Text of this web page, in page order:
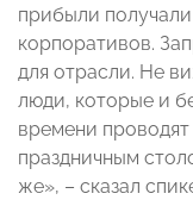
прибыли
корпоративов.
для отрасли. Не
люди, которые и
времени
праздничным
же», – сказал